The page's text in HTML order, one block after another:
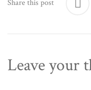
Share this post
Leave your